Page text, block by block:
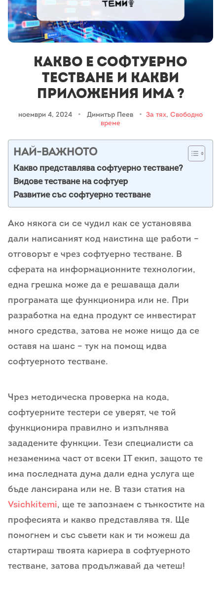
Какво е софтуерно
тестване и какви
приложения има ?
ноември 4, 2024 • Димитър Пеев • За тях, Свободно
време
НАЙ-ВАЖНОТО
Какво представлява софтуерно тестване?
Видове тестване на софтуер
Развитие със софтуерно тестване
Ако някога си се чудил как се установява
дали написаният код наистина ще работи –
отговорът е чрез софтуерно тестване. В
сферата на информационните технологии,
една грешка може да е решаваща дали
програмата ще функционира или не. При
разработка на една продукт се инвестират
много средства, затова не може нищо да се
оставя на шанс – тук на помощ идва
софтуерното тестване.
Чрез методическа проверка на кода,
софтуерните тестери се уверят, че той
функционира правилно и изпълнява
зададените функции. Тези специалисти са
незаменима част от всеки IT екип, защото те
има последната дума дали една услуга ще
бъде лансирана или не. В тази статия на
Vsichkitemi, ще те запознаем с тънкостите на
професията и какво представлява тя. Ще
помогнем и със съвети как и ти можеш да
стартираш твоята кариера в софтуерното
тестване, затова продължавай да четеш!